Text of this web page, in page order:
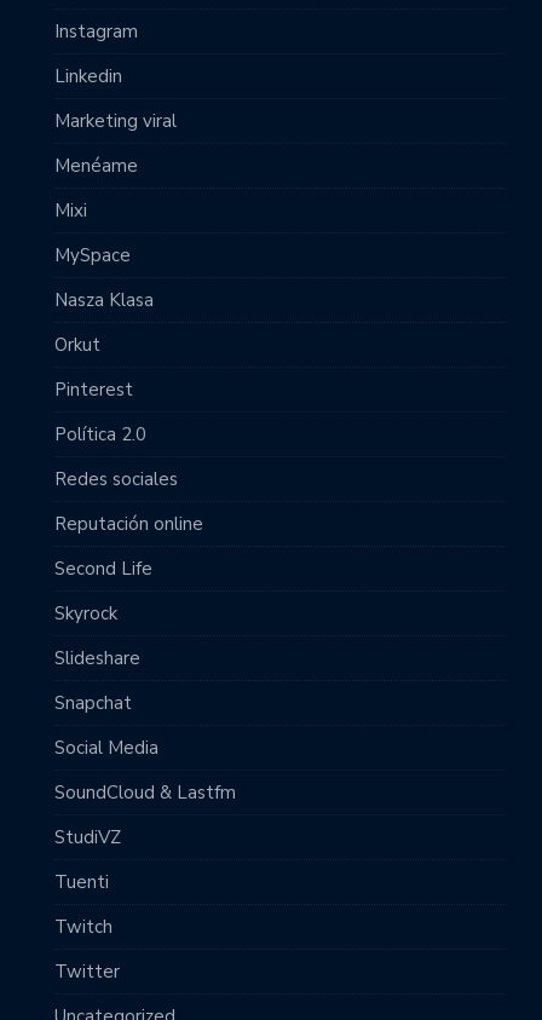
Instagram
Linkedin
Marketing viral
Menéame
Mixi
MySpace
Nasza Klasa
Orkut
Pinterest
Política 2.0
Redes sociales
Reputación online
Second Life
Skyrock
Slideshare
Snapchat
Social Media
SoundCloud & Lastfm
StudiVZ
Tuenti
Twitch
Twitter